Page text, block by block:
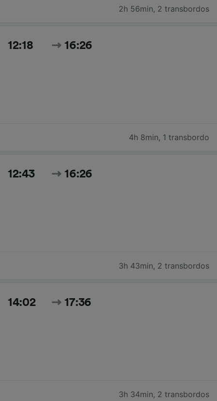
2h 56min, 2 transbordos
12:18 16:26
4h 8min, 1 transbordo
12:43 16:26
3h 43min, 2 transbordos
14:02 17:36
3h 34min, 2 transbordos